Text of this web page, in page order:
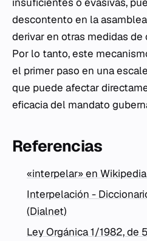
descontento en la
derivar en otras medidas
Por lo tanto, este
el primer paso en una
que puede afectar
eficacia del mandato
Referencias
«interpelar» en
Interpelación -
(Dialnet)
Ley Orgánica 1/1982, de